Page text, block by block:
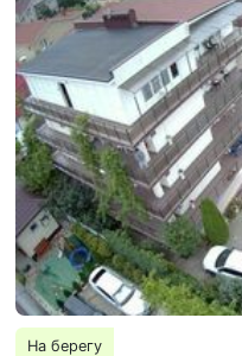
На берегу